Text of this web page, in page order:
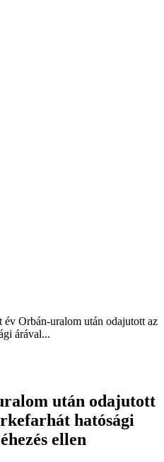
év Orbán-uralom után odajutott az
árával...
után odajutott
hatósági
ellen